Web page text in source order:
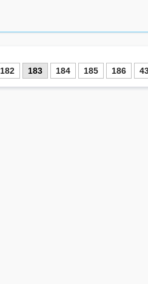
182 183 184 185 186